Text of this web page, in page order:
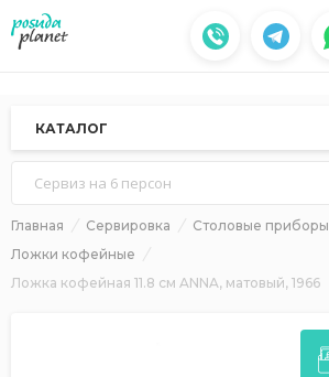
КАТАЛОГ
Сервиз на 6 персон
Главная Сервировка
Столовые приборы
Ложки кофейные
Ложка кофейная 11.8 см ANNA, матовый, 1966